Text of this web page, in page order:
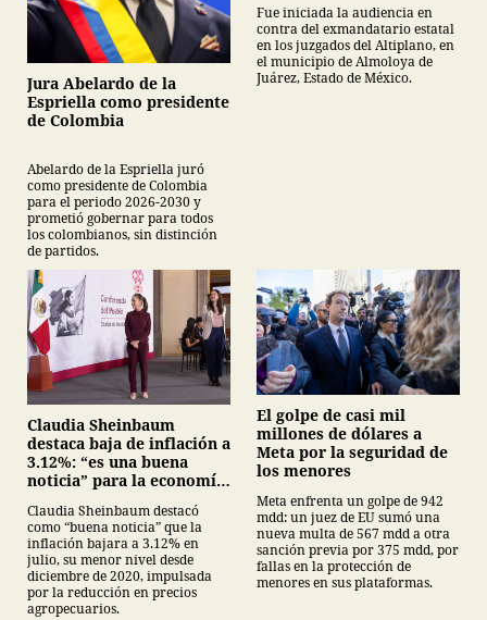
Jura Abelardo de la
Espriella como presidente
de Colombia
Abelardo de la Espriella juró
como presidente de Colombia
para el periodo 2026-2030 y
prometió gobernar para todos
los colombianos, sin distinción
de partidos.
Fue iniciada la audiencia en
contra del exmandatario estatal
en los juzgados del Altiplano, en
el municipio de Almoloya de
Juárez, Estado de México.
Claudia Sheinbaum
destaca baja de inflación a
3.12%: “es una buena
noticia” para la economía
Claudia Sheinbaum destacó
como “buena noticia” que la
inflación bajara a 3.12% en
julio, su menor nivel desde
diciembre de 2020, impulsada
por la reducción en precios
agropecuarios.
El golpe de casi mil
millones de dólares a
Meta por la seguridad de
los menores
Meta enfrenta un golpe de 942
mdd: un juez de EU sumó una
nueva multa de 567 mdd a otra
sanción previa por 375 mdd, por
fallas en la protección de
menores en sus plataformas.